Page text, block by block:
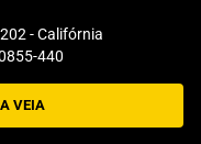
- Califórnia
440
VEIA